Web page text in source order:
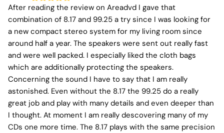
After reading the review on Areadvd I gave that
combination of 8.17 and 99.25 a try since I was looking for
a new compact stereo system for my living room since
around half a year. The speakers were sent out really fast
and were well packed. I especially liked the cloth bags
which are additionally protecting the speakers.
Concerning the sound I have to say that I am really
astonished. Even without the 8.17 the 99.25 do a really
great job and play with many details and even deeper than
I thought. At moment I am really descovering many of my
CDs one more time. The 8.17 plays with the same precision